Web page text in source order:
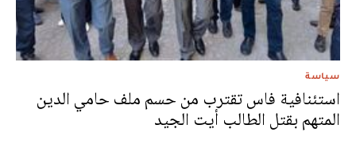
سياسة
استئنافية فاس تقترب من حسم ملف حامي الدين
المتهم بقتل الطالب أيت الجيد